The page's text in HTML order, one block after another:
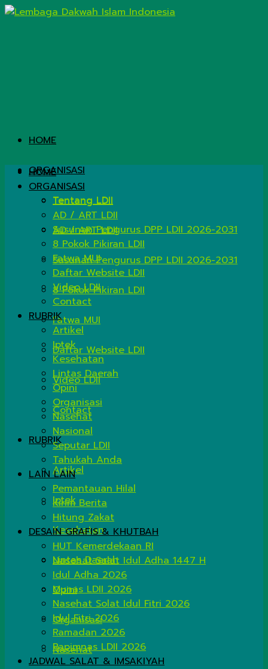
HOME
ORGANISASI
Tentang LDII
AD / ART LDII
Susunan Pengurus DPP LDII 2026-2031
8 Pokok Pikiran LDII
Fatwa MUI
Daftar Website LDII
Video LDII
Contact
RUBRIK
Artikel
Iptek
Kesehatan
Lintas Daerah
Opini
Organisasi
Nasehat
HOME
ORGANISASI
Tentang LDII
AD / ART LDII
Susunan Pengurus DPP LDII 2026-2031
8 Pokok Pikiran LDII
Fatwa MUI
Daftar Website LDII
Video LDII
Contact
RUBRIK
Artikel
Iptek
Kesehatan
Lintas Daerah
Opini
Organisasi
Nasehat
Nasional
Seputar LDII
Tahukah Anda
LAIN LAIN
Pemantauan Hilal
Kirim Berita
Hitung Zakat
DESAIN GRAFIS & KHUTBAH
HUT Kemerdekaan RI
Nasehat Salat Idul Adha 1447 H
Idul Adha 2026
Munas LDII 2026
Nasehat Solat Idul Fitri 2026
Idul Fitri 2026
Ramadan 2026
Rapimnas LDII 2026
JADWAL SALAT & IMSAKIYAH